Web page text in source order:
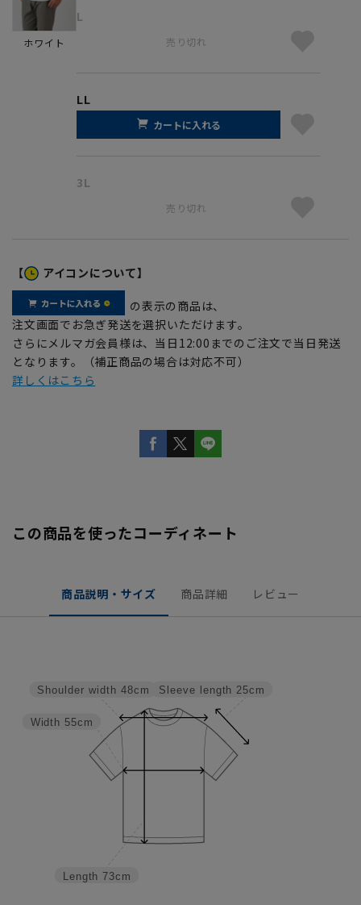
ホワイト
L
売り切れ
LL
カートに入れる
3L
売り切れ
【 アイコンについて】
の表示の商品は、
注文画面でお急ぎ発送を選択いただけます。
さらにメルマガ会員様は、当日12:00までのご注文で当日発送
となります。（補正商品の場合は対応不可）
詳しくはこちら
この商品を使ったコーディネート
商品説明・サイズ 商品詳細 レビュー
Sleeve length 25cm
Length 73cm
Width 55cm
Shoulder width 48cm